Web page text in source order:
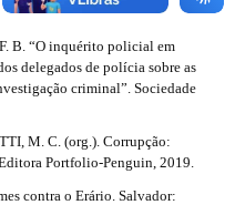
B. “O inquérito policial em
delegados de polícia sobre as
criminal”. Sociedade
M. C. (org.). Corrupção:
Portfolio-Penguin, 2019.
contra o Erário. Salvador: